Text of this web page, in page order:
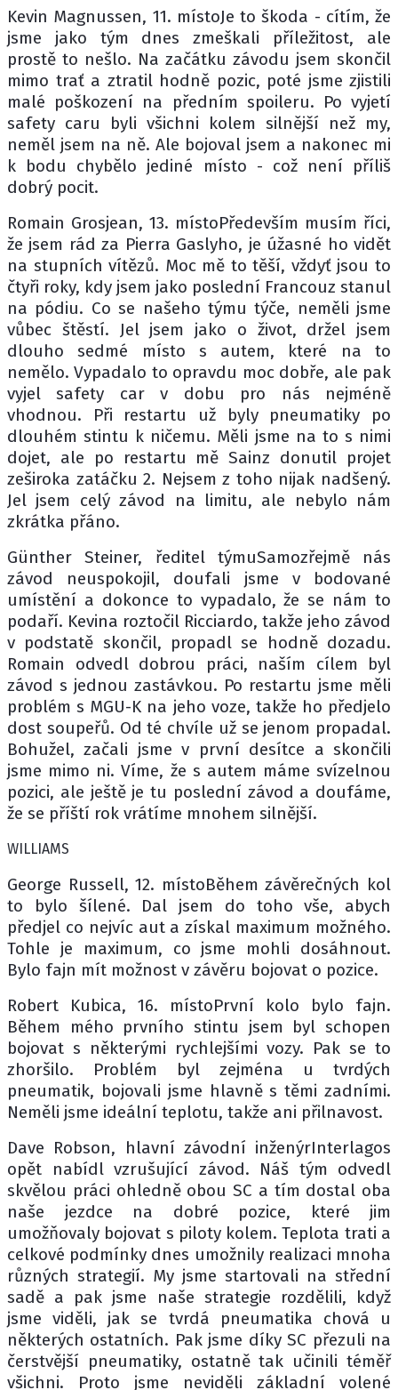
Kevin Magnussen, 11. místoJe to škoda - cítím, že
jsme jako tým dnes zmeškali příležitost, ale
prostě to nešlo. Na začátku závodu jsem skončil
mimo trať a ztratil hodně pozic, poté jsme zjistili
malé poškození na předním spoileru. Po vyjetí
safety caru byli všichni kolem silnější než my,
neměl jsem na ně. Ale bojoval jsem a nakonec mi
k bodu chybělo jediné místo - což není příliš
dobrý pocit.
Romain Grosjean, 13. místoPředevším musím říci,
že jsem rád za Pierra Gaslyho, je úžasné ho vidět
na stupních vítězů. Moc mě to těší, vždyť jsou to
čtyři roky, kdy jsem jako poslední Francouz stanul
na pódiu. Co se našeho týmu týče, neměli jsme
vůbec štěstí. Jel jsem jako o život, držel jsem
dlouho sedmé místo s autem, které na to
nemělo. Vypadalo to opravdu moc dobře, ale pak
vyjel safety car v dobu pro nás nejméně
vhodnou. Při restartu už byly pneumatiky po
dlouhém stintu k ničemu. Měli jsme na to s nimi
dojet, ale po restartu mě Sainz donutil projet
zeširoka zatáčku 2. Nejsem z toho nijak nadšený.
Jel jsem celý závod na limitu, ale nebylo nám
zkrátka přáno.
Günther Steiner, ředitel týmuSamozřejmě nás
závod neuspokojil, doufali jsme v bodované
umístění a dokonce to vypadalo, že se nám to
podaří. Kevina roztočil Ricciardo, takže jeho závod
v podstatě skončil, propadl se hodně dozadu.
Romain odvedl dobrou práci, naším cílem byl
závod s jednou zastávkou. Po restartu jsme měli
problém s MGU-K na jeho voze, takže ho předjelo
dost soupeřů. Od té chvíle už se jenom propadal.
Bohužel, začali jsme v první desítce a skončili
jsme mimo ni. Víme, že s autem máme svízelnou
pozici, ale ještě je tu poslední závod a doufáme,
že se příští rok vrátíme mnohem silnější.
WILLIAMS
George Russell, 12. místoBěhem závěrečných kol
to bylo šílené. Dal jsem do toho vše, abych
předjel co nejvíc aut a získal maximum možného.
Tohle je maximum, co jsme mohli dosáhnout.
Bylo fajn mít možnost v závěru bojovat o pozice.
Robert Kubica, 16. místoPrvní kolo bylo fajn.
Během mého prvního stintu jsem byl schopen
bojovat s některými rychlejšími vozy. Pak se to
zhoršilo. Problém byl zejména u tvrdých
pneumatik, bojovali jsme hlavně s těmi zadními.
Neměli jsme ideální teplotu, takže ani přilnavost.
Dave Robson, hlavní závodní inženýrInterlagos
opět nabídl vzrušující závod. Náš tým odvedl
skvělou práci ohledně obou SC a tím dostal oba
naše jezdce na dobré pozice, které jim
umožňovaly bojovat s piloty kolem. Teplota trati a
celkové podmínky dnes umožnily realizaci mnoha
různých strategií. My jsme startovali na střední
sadě a pak jsme naše strategie rozdělili, když
jsme viděli, jak se tvrdá pneumatika chová u
některých ostatních. Pak jsme díky SC přezuli na
čerstvější pneumatiky, ostatně tak učinili téměř
všichni. Proto jsme neviděli základní volené